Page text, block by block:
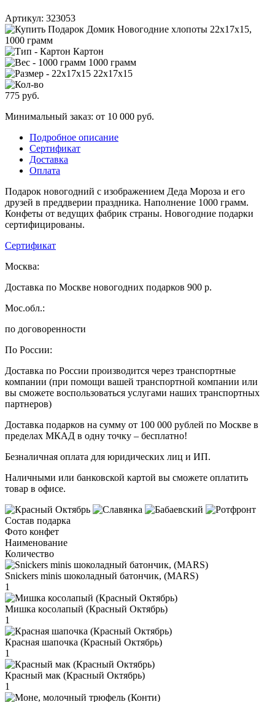
Артикул: 323053
Картон
1000 грамм
22x17x15
775 руб.
Минимальный заказ: от 10 000 руб.
Подробное описание
Сертификат
Доставка
Оплата
Подарок новогодний с изображением Деда Мороза и его
друзей в преддверии праздника. Наполнение 1000 грамм.
Конфеты от ведущих фабрик страны. Новогодние подарки
сертифицированы.
Сертификат
Москва:
Доставка по Москве новогодних подарков 900 р.
Мос.обл.:
по договоренности
По России:
Доставка по России производится через транспортные
компании (при помощи вашей транспортной компании или
вы сможете воспользоваться услугами наших транспортных
партнеров)
Доставка подарков на сумму от 100 000 рублей по Москве в
пределах МКАД в одну точку – бесплатно!
Безналичная оплата для юридических лиц и ИП.
Наличными или банковской картой вы сможете оплатить
товар в офисе.
Состав подарка
Фото конфет
Наименование
Количество
Snickers minis шоколадный батончик, (MARS)
1
Мишка косолапый (Красный Октябрь)
1
Красная шапочка (Красный Октябрь)
1
Красный мак (Красный Октябрь)
1